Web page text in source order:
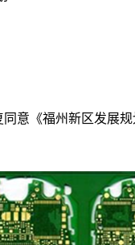
意《福州新区发展